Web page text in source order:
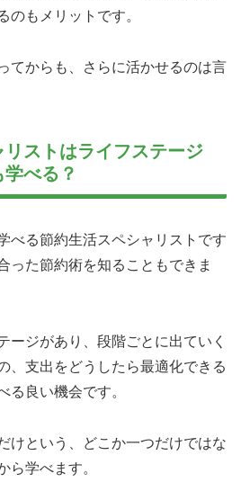
のもメリットです。
てからも、さらに活かせるのは言
ストはライフステージ
べる？
べる節約生活スペシャリストです
った節約術を知ることもできま
ージがあり、段階ごとに出ていく
、支出をどうしたら最適化できる
る良い機会です。
けという、どこか一つだけではな
ら学べます。